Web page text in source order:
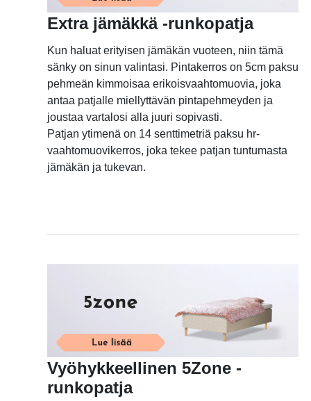
Extra jämäkkä -runkopatja
Kun haluat erityisen jämäkän vuoteen, niin tämä
sänky on sinun valintasi. Pintakerros on 5cm paksu
pehmeän kimmoisaa erikoisvaahtomuovia, joka
antaa patjalle miellyttävän pintapehmeyden ja
joustaa vartalosi alla juuri sopivasti.
Patjan ytimenä on 14 senttimetriä paksu hr-
vaahtomuovikerros, joka tekee patjan tuntumasta
jämäkän ja tukevan.
Vyöhykkeellinen 5Zone -
runkopatja